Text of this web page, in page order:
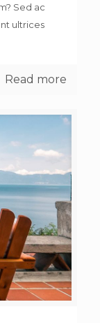
Sed ac
ultrices
Read more